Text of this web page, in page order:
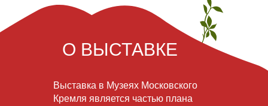
О ВЫСТАВКЕ
Выставка в Музеях Московского
Кремля является частью плана